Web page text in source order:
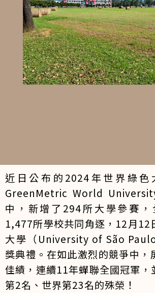
近日公布的2024年世界綠色
GreenMetric World
中，新增了294所大學參賽
1,477所學校共同角逐，12月12
大學（University of São
獎典禮。在如此激烈的競爭中，
佳績，連續11年蟬聯全國冠軍，
第2名、世界第23名的殊榮！